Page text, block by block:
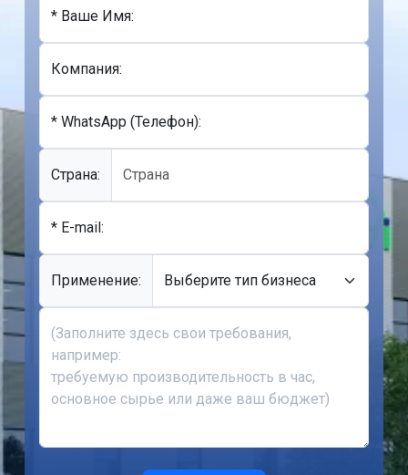
* Ваше Имя:
Компания:
* WhatsApp (Телефон):
Cтрана:
* E-mail:
Применение: